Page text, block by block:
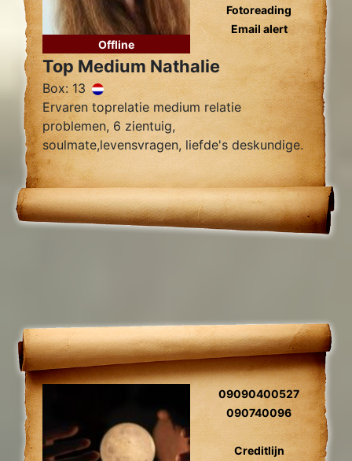
Offline
Fotoreading
Email alert
Top Medium Nathalie
Box: 13
Ervaren toprelatie medium relatie
problemen, 6 zientuig,
soulmate,levensvragen, liefde's deskundige.
09090400527
090740096
Creditlijn